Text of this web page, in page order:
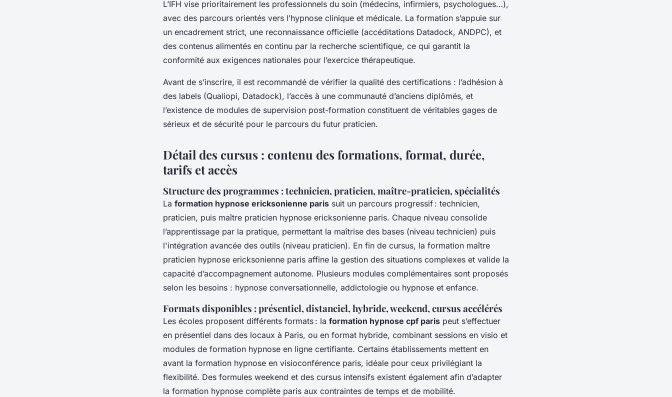
L’IFH vise prioritairement les professionnels du soin (médecins, infirmiers, psychologues…),
avec des parcours orientés vers l’hypnose clinique et médicale. La formation s’appuie sur
un encadrement strict, une reconnaissance officielle (accéditations Datadock, ANDPC), et
des contenus alimentés en continu par la recherche scientifique, ce qui garantit la
conformité aux exigences nationales pour l’exercice thérapeutique.
Avant de s’inscrire, il est recommandé de vérifier la qualité des certifications : l’adhésion à
des labels (Qualiopi, Datadock), l’accès à une communauté d’anciens diplômés, et
l’existence de modules de supervision post-formation constituent de véritables gages de
sérieux et de sécurité pour le parcours du futur praticien.
Détail des cursus : contenu des formations, format, durée,
tarifs et accès
Structure des programmes : technicien, praticien, maître-praticien, spécialités
La formation hypnose ericksonienne paris suit un parcours progressif : technicien,
praticien, puis maître praticien hypnose ericksonienne paris. Chaque niveau consolide
l’apprentissage par la pratique, permettant la maîtrise des bases (niveau technicien) puis
l'intégration avancée des outils (niveau praticien). En fin de cursus, la formation maître
praticien hypnose ericksonienne paris affine la gestion des situations complexes et valide la
capacité d’accompagnement autonome. Plusieurs modules complémentaires sont proposés
selon les besoins : hypnose conversationnelle, addic­tologie ou hypnose et enfance.
Formats disponibles : présentiel, distanciel, hybride, weekend, cursus accélérés
Les écoles proposent différents formats : la formation hypnose cpf paris peut s’effectuer
en présentiel dans des locaux à Paris, ou en format hybride, combinant sessions en visio et
modules de formation hypnose en ligne certifiante. Certains établissements mettent en
avant la formation hypnose en visioconférence paris, idéale pour ceux privilégiant la
flexibilité. Des formules weekend et des cursus intensifs existent également afin d’adapter
la formation hypnose complète paris aux contraintes de temps et de mobilité.